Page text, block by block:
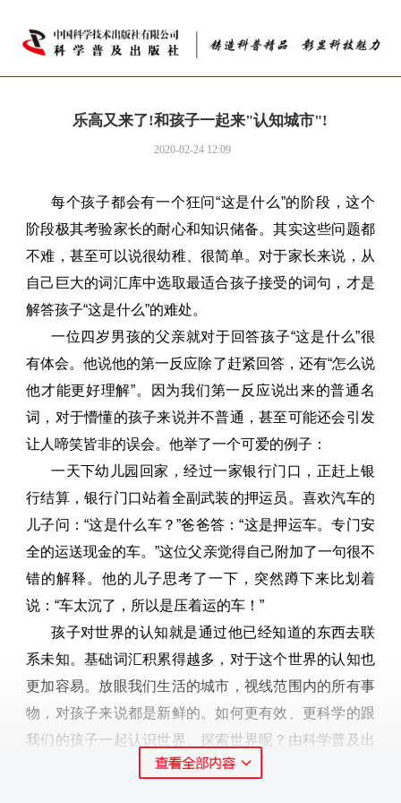
乐高又来了!和孩子一起来"认知城市"!
2020-02-24 12:09
每个孩子都会有一个狂问 “这是什么”的阶段，这个
阶段极其考验家长的耐心和知识储备。其实这些问题都
不难，甚至可以说很幼稚、很简单。对于家长来说，从
自己巨大的词汇库中选取最适合孩子接受的词句，才是
解答孩子“这是什么”的难处。
一位四岁男孩的父亲就对于回答孩子“这是什么”很
有体会。他说他的第一反应除了赶紧回答，还有“怎么说
他才能更好理解”。因为我们第一反应说出来的普通名
词，对于懵懂的孩子来说并不普通，甚至可能还会引发
让人啼笑皆非的误会。他举了一个可爱的例子：
一天下幼儿园回家，经过一家银行门口，正赶上银
行结算，银行门口站着全副武装的押运员。喜欢汽车的
儿子问：“这是什么车？”爸爸答：“这是押运车。专门安
全的运送现金的车。”这位父亲觉得自己附加了一句很不
错的解释。他的儿子思考了一下，突然蹲下来比划着
说：“车太沉了，所以是压着运的车！”
孩子对世界的认知就是通过他已经知道的东西去联
系未知。基础词汇积累得越多，对于这个世界的认知也
更加容易。放眼我们生活的城市，视线范围内的所有事
物，对孩子来说都是新鲜的。如何更有效、更科学的跟
我们的孩子一起认识世界、探索世界呢？由科学普及出
版社最新出版的《乐高城市认识词典》就是一本有趣又